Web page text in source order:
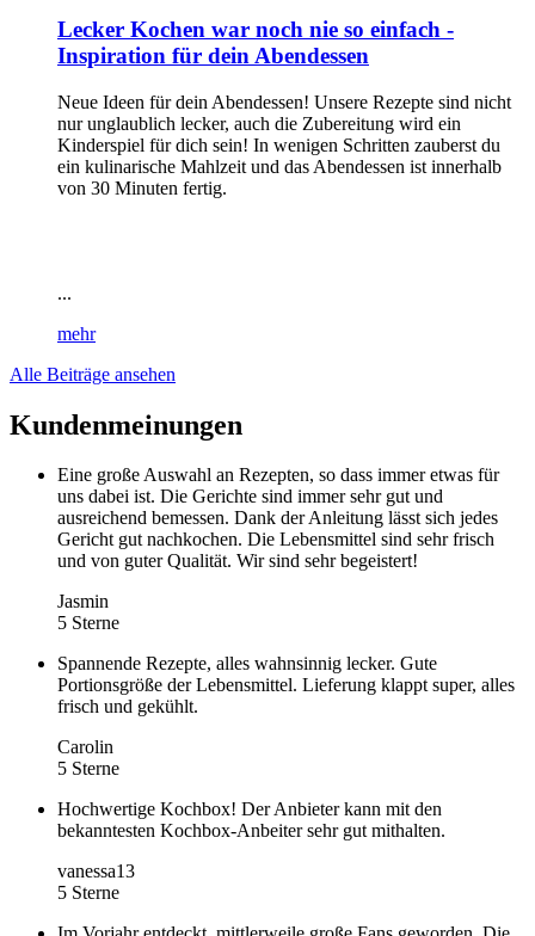
Lecker Kochen war noch nie so einfach -
Inspiration für dein Abendessen
Neue Ideen für dein Abendessen! Unsere Rezepte sind nicht
nur unglaublich lecker, auch die Zubereitung wird ein
Kinderspiel für dich sein! In wenigen Schritten zauberst du
ein kulinarische Mahlzeit und das Abendessen ist innerhalb
von 30 Minuten fertig.
...
mehr
Alle Beiträge ansehen
Kundenmeinungen
Eine große Auswahl an Rezepten, so dass immer etwas für
uns dabei ist. Die Gerichte sind immer sehr gut und
ausreichend bemessen. Dank der Anleitung lässt sich jedes
Gericht gut nachkochen. Die Lebensmittel sind sehr frisch
und von guter Qualität. Wir sind sehr begeistert!
Jasmin
5 Sterne
Spannende Rezepte, alles wahnsinnig lecker. Gute
Portionsgröße der Lebensmittel. Lieferung klappt super, alles
frisch und gekühlt.
Carolin
5 Sterne
Hochwertige Kochbox! Der Anbieter kann mit den
bekanntesten Kochbox-Anbeiter sehr gut mithalten.
vanessa13
5 Sterne